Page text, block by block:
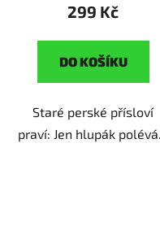
299 Kč
DO KOŠÍKU
Staré perské přísloví
praví: Jen hlupák polévá...